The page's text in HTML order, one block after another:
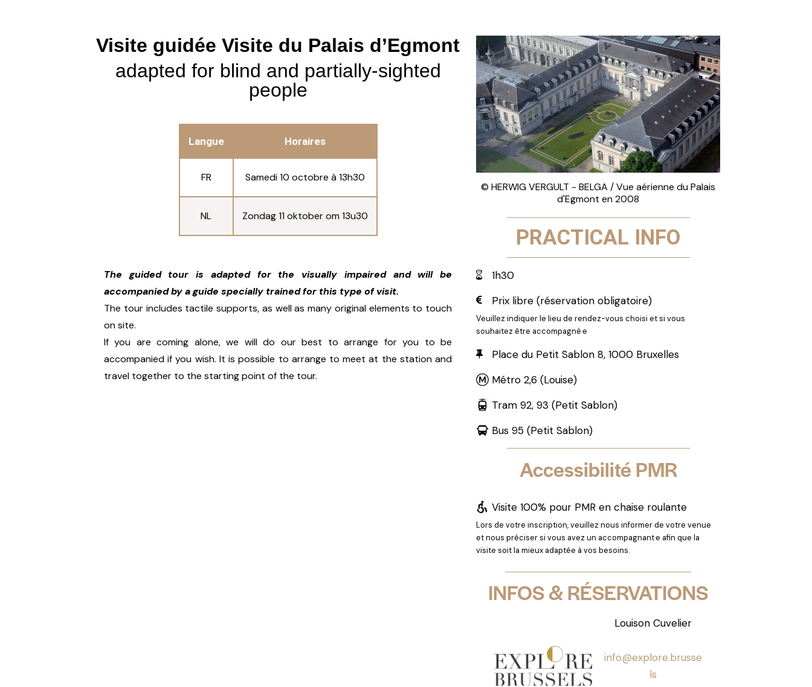
© HERWIG VERGULT - BELGA / Vue aérienne du Palais
d'Egmont en 2008
PRACTICAL INFO
1h30
Prix libre (réservation obligatoire)
Veuillez indiquer le lieu de rendez-vous choisi et si vous
souhaitez être accompagné·e
Place du Petit Sablon 8, 1000 Bruxelles
Métro 2,6 (Louise)
Tram 92, 93 (Petit Sablon)
Bus 95 (Petit Sablon)
Accessibilité PMR
Visite 100% pour PMR en chaise roulante
Lors de votre inscription, veuillez nous informer de votre venue
et nous préciser si vous avez un accompagnant·e afin que la
visite soit la mieux adaptée à vos besoins.
INFOS & RÉSERVATIONS
Louison Cuvelier
info@explore.brusse
ls
Visite guidée Visite du Palais d’Egmont
adapted for blind and partially-sighted
people
Langue Horaires
FR Samedi 10 octobre à 13h30
NL Zondag 11 oktober om 13u30
The guided tour is adapted for the visually impaired and will be
accompanied by a guide specially trained for this type of visit.
The tour includes tactile supports, as well as many original elements to touch
on site.
If you are coming alone, we will do our best to arrange for you to be
accompanied if you wish. It is possible to arrange to meet at the station and
travel together to the starting point of the tour.